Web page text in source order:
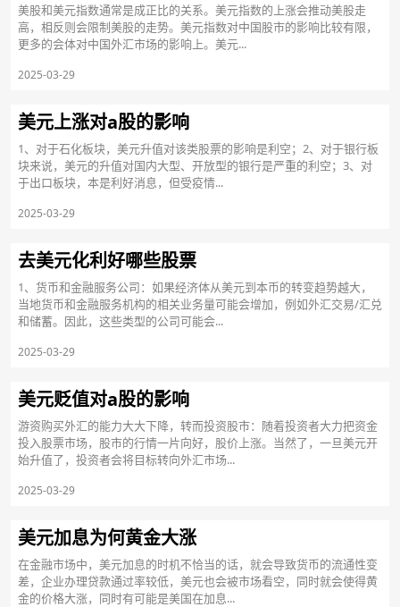
美股和美元指数通常是成正比的关系。美元指数的上涨会推动美股走
高，相反则会限制美股的走势。美元指数对中国股市的影响比较有限，
更多的会体对中国外汇市场的影响上。美元...
2025-03-29
美元上涨对a股的影响
1、对于石化板块，美元升值对该类股票的影响是利空；2、对于银行板
块来说，美元的升值对国内大型、开放型的银行是严重的利空；3、对
于出口板块，本是利好消息，但受疫情...
2025-03-29
去美元化利好哪些股票
1、货币和金融服务公司：如果经济体从美元到本币的转变趋势越大，
当地货币和金融服务机构的相关业务量可能会增加，例如外汇交易/汇兑
和储蓄。因此，这些类型的公司可能会...
2025-03-29
美元贬值对a股的影响
游资购买外汇的能力大大下降，转而投资股市：随着投资者大力把资金
投入股票市场，股市的行情一片向好，股价上涨。当然了，一旦美元开
始升值了，投资者会将目标转向外汇市场...
2025-03-29
美元加息为何黄金大涨
在金融市场中，美元加息的时机不恰当的话，就会导致货币的流通性变
差，企业办理贷款通过率较低，美元也会被市场看空，同时就会使得黄
金的价格大涨，同时有可能是美国在加息...